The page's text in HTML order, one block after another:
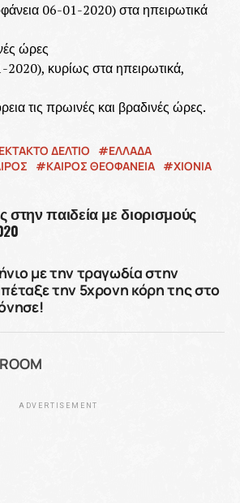
06-01-2020) στα ηπειρωτικά
ώρες
2020), κυρίως στα ηπειρωτικά,
τις πρωινές και βραδινές ώρες.
ΕΚΤΑΚΤΟ ΔΕΛΤΙΟ
ΕΛΛΑΔΑ
ΚΑΙΡΟΣ ΘΕΟΦΑΝΕΙΑ ΧΙΟΝΙΑ
στην παιδεία με διορισμούς
με την τραγωδία στην
την 5χρονη κόρη της στο
ADVERTISEMENT